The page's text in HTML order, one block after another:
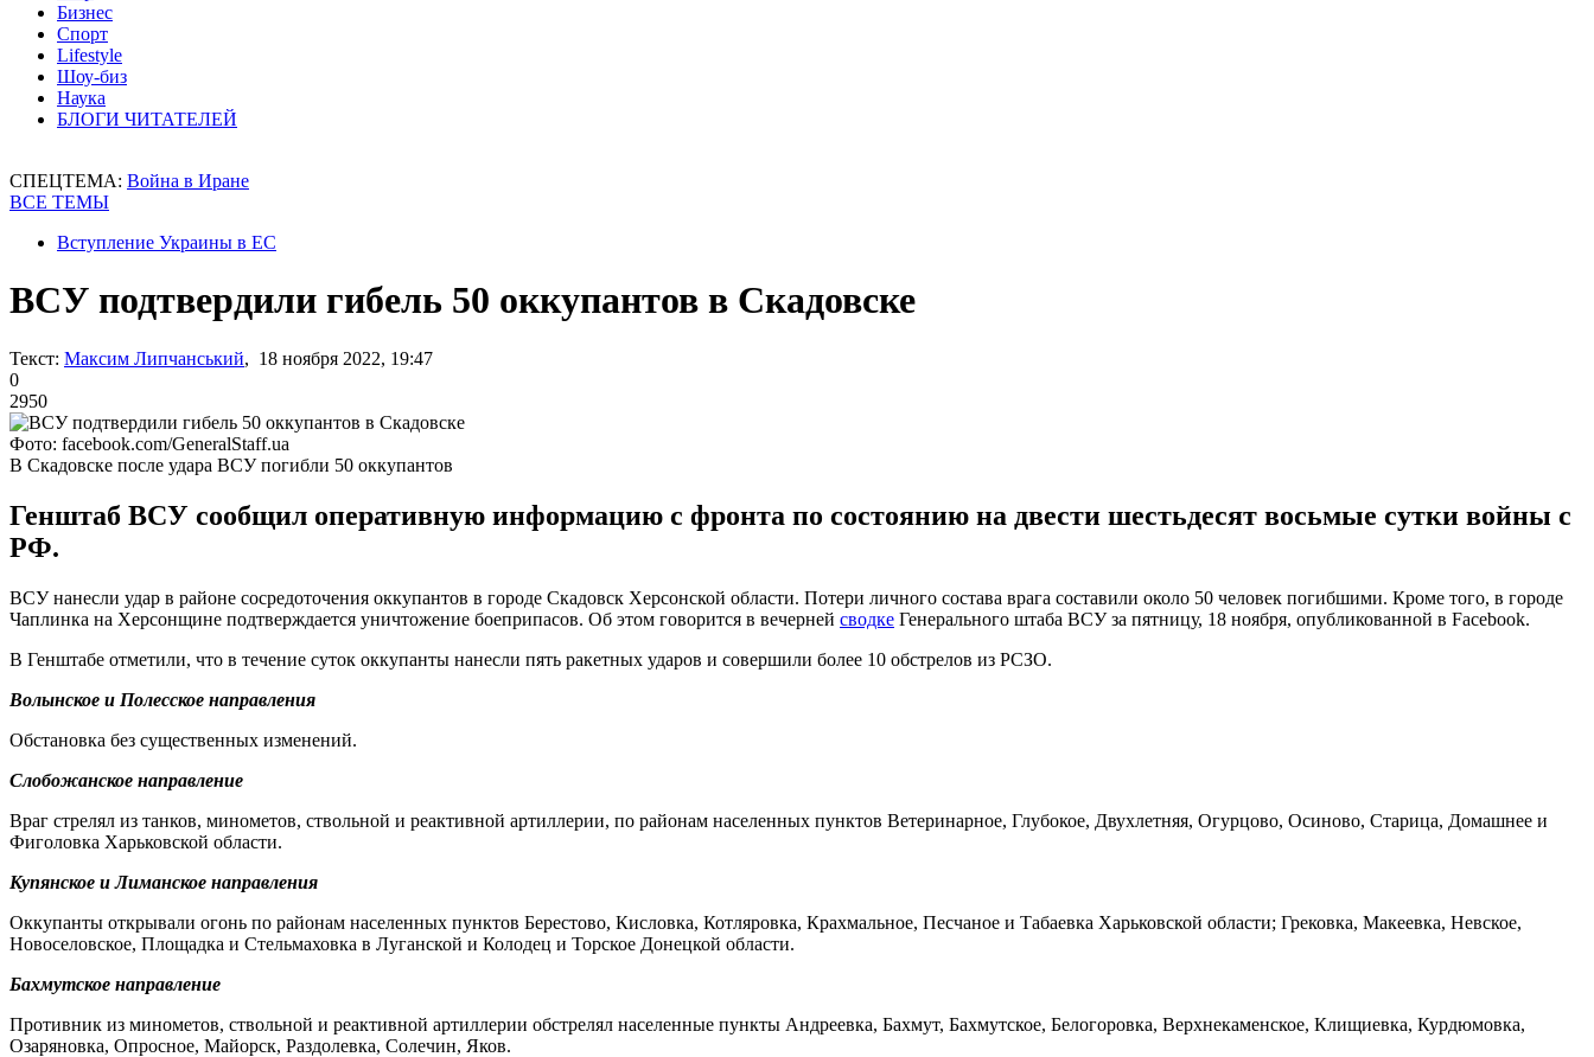
Бизнес
Спорт
Lifestyle
Шоу-биз
Наука
БЛОГИ ЧИТАТЕЛЕЙ
СПЕЦТЕМА: Война в Иране
ВСЕ ТЕМЫ
Вступление Украины в ЕС
ВСУ подтвердили гибель 50 оккупантов в Скадовске
Текст: Максим Липчанський, 18 ноября 2022, 19:47
0
2950
Фото: facebook.com/GeneralStaff.ua
В Скадовске после удара ВСУ погибли 50 оккупантов
Генштаб ВСУ сообщил оперативную информацию с фронта по состоянию на двести шестьдесят восьмые сутки войны с
РФ.
ВСУ нанесли удар в районе сосредоточения оккупантов в городе Скадовск Херсонской области. Потери личного состава врага составили около 50 человек погибшими. Кроме того, в городе
Чаплинка на Херсонщине подтверждается уничтожение боеприпасов. Об этом говорится в вечерней сводке Генерального штаба ВСУ за пятницу, 18 ноября, опубликованной в Facebook.
В Генштабе отметили, что в течение суток оккупанты нанесли пять ракетных ударов и совершили более 10 обстрелов из РСЗО.
Волынское и Полесское направления
Обстановка без существенных изменений.
Слобожанское направление
Враг стрелял из танков, минометов, ствольной и реактивной артиллерии, по районам населенных пунктов Ветеринарное, Глубокое, Двухлетняя, Огурцово, Осиново, Старица, Домашнее и
Фиголовка Харьковской области.
Купянское и Лиманское направления
Оккупанты открывали огонь по районам населенных пунктов Берестово, Кисловка, Котляровка, Крахмальное, Песчаное и Табаевка Харьковской области; Грековка, Макеевка, Невское,
Новоселовское, Площадка и Стельмаховка в Луганской и Колодец и Торское Донецкой области.
Бахмутское направление
Противник из минометов, ствольной и реактивной артиллерии обстрелял населенные пункты Андреевка, Бахмут, Бахмутское, Белогоровка, Верхнекаменское, Клищиевка, Курдюмовка,
Озаряновка, Опросное, Майорск, Раздолевка, Солечин, Яков.